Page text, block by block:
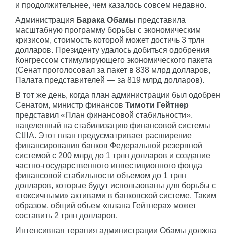
и продолжительнее, чем казалось совсем недавно.
Администрация Барака Обамы представила
масштабную программу борьбы с экономическим
кризисом, стоимость которой может достичь 3 трлн
долларов. Президенту удалось добиться одобрения
Конгрессом стимулирующего экономического пакета
(Сенат проголосовал за пакет в 838 млрд долларов,
Палата представителей — за 819 млрд долларов).
В тот же день, когда план администрации был одобрен
Сенатом, министр финансов Тимоти Гейтнер
представил «План финансовой стабильности»,
нацеленный на стабилизацию финансовой системы
США. Этот план предусматривает расширение
финансирования банков Федеральной резервной
системой с 200 млрд до 1 трлн долларов и создание
частно-государственного инвестиционного фонда
финансовой стабильности объемом до 1 трлн
долларов, которые будут использованы для борьбы с
«токсичными» активами в банковской системе. Таким
образом, общий объем «плана Гейтнера» может
составить 2 трлн долларов.
Интенсивная терапия администрации Обамы должна